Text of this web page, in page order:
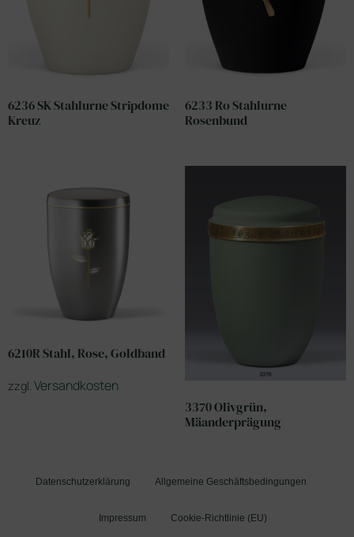
6236 SK Stahlurne Stripdome
Kreuz
6233 Ro Stahlurne
Rosenbund
6210R Stahl, Rose, Goldband
zzgl. Versandkosten
3370 Olivgrün,
Mäanderprägung
Datenschutzerklärung Allgemeine Geschäftsbedingungen
Impressum Cookie-Richtlinie (EU)